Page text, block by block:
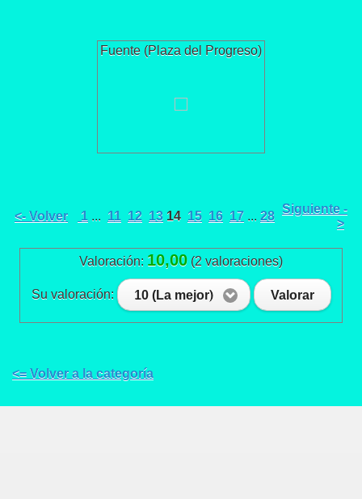
Fuente (Plaza del Progreso)
<- Volver 1 ... 11 12 13 14 15 16 17 ... 28
Siguiente -
>
Valoración: 10,00 (2 valoraciones)
Su valoración: 10 (La mejor) Valorar
<= Volver a la categoría